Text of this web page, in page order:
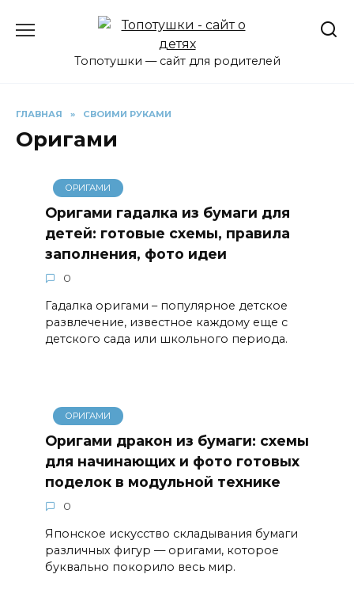
Топотушки — сайт для родителей
ГЛАВНАЯ » СВОИМИ РУКАМИ
Оригами
ОРИГАМИ
Оригами гадалка из бумаги для
детей: готовые схемы, правила
заполнения, фото идеи
0
Гадалка оригами – популярное детское
развлечение, известное каждому еще с
детского сада или школьного периода.
ОРИГАМИ
Оригами дракон из бумаги: схемы
для начинающих и фото готовых
поделок в модульной технике
0
Японское искусство складывания бумаги
различных фигур — оригами, которое
буквально покорило весь мир.